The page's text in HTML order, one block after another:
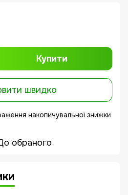
Купити
швидко
накопичувальної знижки
обраного